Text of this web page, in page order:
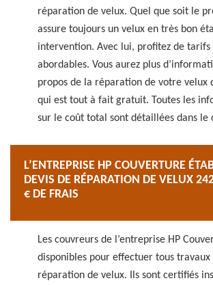
réparation de velux. Quel que soit le
assure toujours un velux en très bon
intervention. Avec lui, profitez de tarifs
abordables. Vous aurez plus
propos de la réparation de votre velux
qui est tout à fait gratuit. Toutes les
sur le coût total sont détaillées dans le
L’ENTREPRISE HP COUVERTURE
DEVIS DE RÉPARATION DE VELUX
€ DE FRAIS
Les couvreurs de l’entreprise HP
disponibles pour effectuer tous travaux
réparation de velux. Ils sont certifiés